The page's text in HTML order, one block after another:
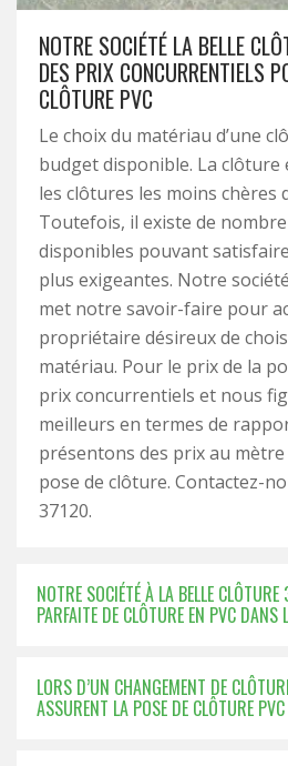
NOTRE SOCIÉTÉ LA BELLE
DES PRIX CONCURRENTIELS
CLÔTURE PVC
Le choix du matériau d’une
budget disponible. La clôture
les clôtures les moins chères
Toutefois, il existe de
disponibles pouvant
plus exigeantes. Notre
met notre savoir-faire pour
propriétaire désireux de
matériau. Pour le prix de la
prix concurrentiels et nous
meilleurs en termes de
présentons des prix au
pose de clôture. Contactez-
37120.
NOTRE SOCIÉTÉ À LA BELLE
PARFAITE DE CLÔTURE EN PVC
LORS D’UN CHANGEMENT DE
ASSURENT LA POSE DE CLÔTURE